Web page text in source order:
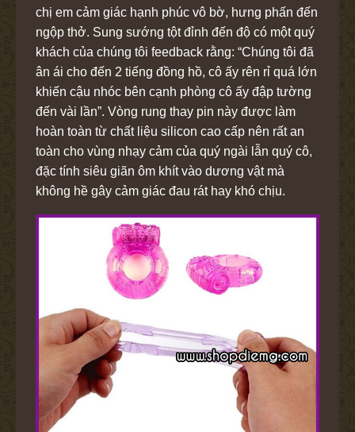
chị em cảm giác hạnh phúc vô bờ, hưng phấn đến
ngộp thở. Sung sướng tột đỉnh đến độ có một quý
khách của chúng tôi feedback rằng: “Chúng tôi đã
ân ái cho đến 2 tiếng đồng hồ, cô ấy rên rỉ quá lớn
khiến cậu nhóc bên cạnh phòng cô ấy đập tường
đến vài lần”. Vòng rung thay pin này được làm
hoàn toàn từ chất liệu silicon cao cấp nên rất an
toàn cho vùng nhạy cảm của quý ngài lẫn quý cô,
đặc tính siêu giãn ôm khít vào dương vật mà
không hề gây cảm giác đau rát hay khó chịu.